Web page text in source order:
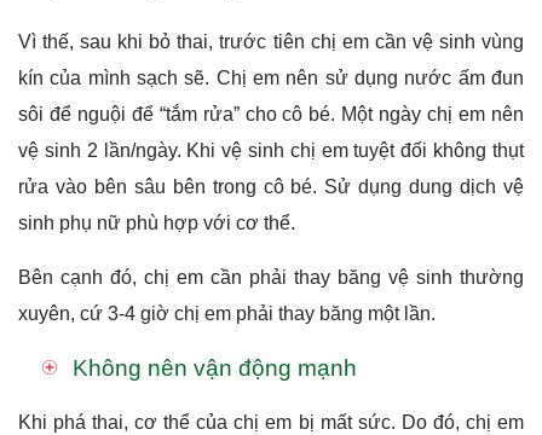
Vì thế, sau khi bỏ thai, trước tiên chị em cần vệ sinh vùng
kín của mình sạch sẽ. Chị em nên sử dụng nước ấm đun
sôi để nguội để “tắm rửa” cho cô bé. Một ngày chị em nên
vệ sinh 2 lần/ngày. Khi vệ sinh chị em tuyệt đối không thụt
rửa vào bên sâu bên trong cô bé. Sử dụngdung dịch vệ
sinh phụ nữ phù hợp với cơ thể.
Bên cạnh đó, chị em cần phải thay băng vệ sinh thường
xuyên, cứ 3-4 giờ chị em phải thay băng một lần.
Không nên vận động mạnh
Khi phá thai, cơ thể của chị em bị mất sức. Do đó, chị em